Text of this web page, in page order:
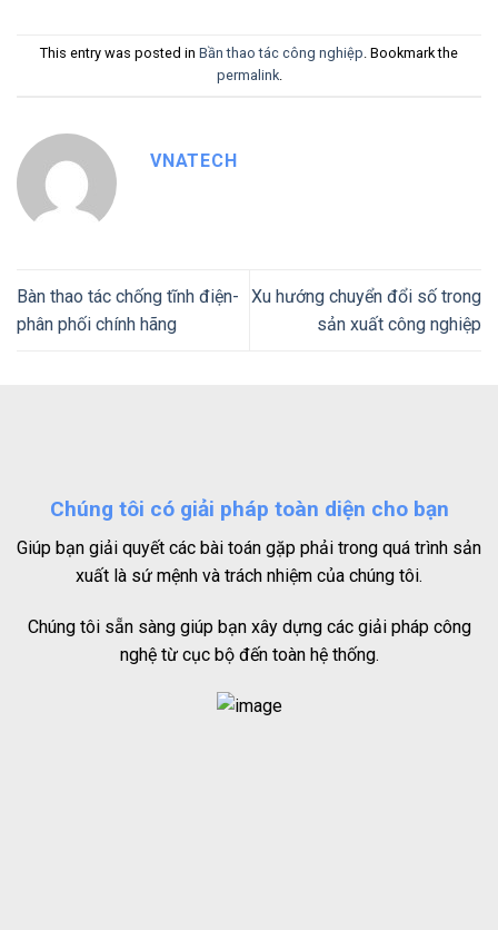
This entry was posted in Bần thao tác công nghiệp. Bookmark the
permalink.
VNATECH
Bàn thao tác chống tĩnh điện-
phân phối chính hãng
Xu hướng chuyển đổi số trong
sản xuất công nghiệp
Chúng tôi có giải pháp toàn diện cho bạn
Giúp bạn giải quyết các bài toán gặp phải trong quá trình sản
xuất là sứ mệnh và trách nhiệm của chúng tôi.
Chúng tôi sẵn sàng giúp bạn xây dựng các giải pháp công
nghệ từ cục bộ đến toàn hệ thống.